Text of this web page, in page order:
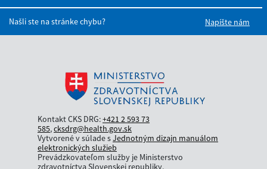
Našli ste na stránke chybu? Napíšte nám
Kontakt CKS DRG:+421 2 593 73
585,cksdrg@health.gov.sk
Vytvorené v súlade sJednotným dizajn manuálom
elektronických služieb
Prevádzkovateľom služby je Ministerstvo
zdravotníctva Slovenskej republiky.